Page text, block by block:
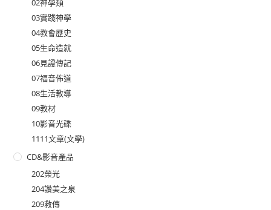
03實踐神學
04教會歷史
05生命造就
06見證傳記
07福音佈道
08生活教導
09教材
10影音光碟
1111文章(文學)
CD&影音產品
202榮光
204讚美之泉
209救傳